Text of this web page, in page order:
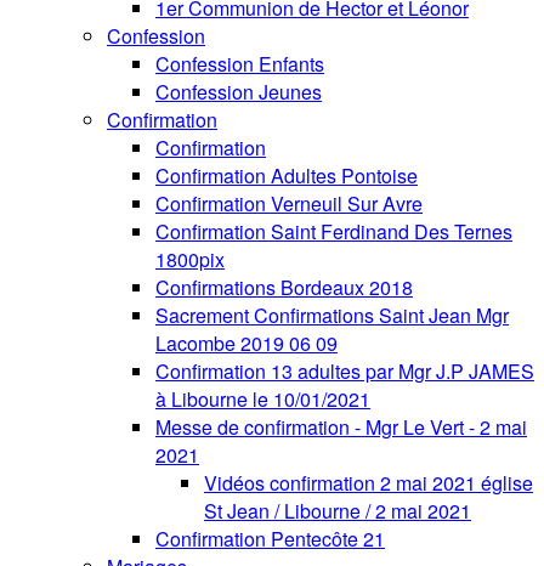
1er Communion de Hector et Léonor
Confession
Confession Enfants
Confession Jeunes
Confirmation
Confirmation
Confirmation Adultes Pontoise
Confirmation Verneuil Sur Avre
Confirmation Saint Ferdinand Des Ternes
1800pix
Confirmations Bordeaux 2018
Sacrement Confirmations Saint Jean Mgr
Lacombe 2019 06 09
Confirmation 13 adultes par Mgr J.P JAMES
à Libourne le 10/01/2021
Messe de confirmation - Mgr Le Vert - 2 mai
2021
Vidéos confirmation 2 mai 2021 église
St Jean / Libourne / 2 mai 2021
Confirmation Pentecôte 21